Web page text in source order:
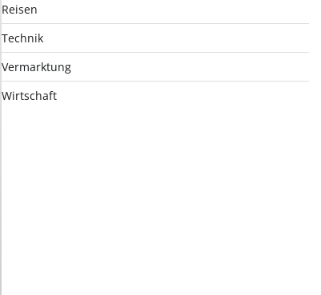
Reisen
Technik
Vermarktung
Wirtschaft